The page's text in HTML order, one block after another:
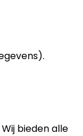
bieden alle